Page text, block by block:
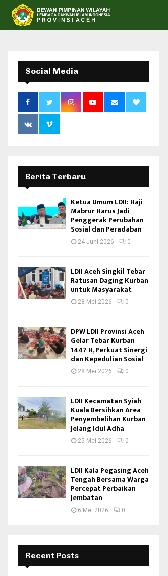
Social Media
Berita Terbaru
Ketua Umum LDII: Haji
Mabrur Harus Jadi
Penggerak Perubahan
Sosial dan Peradaban
24 Juni 2026 0
LDII Aceh Singkil Tebar
Ratusan Daging Kurban
untuk Masyarakat
28 Mei 2026 0
DPW LDII Provinsi Aceh
Gelar Tebar Kurban
1447 H, Perkuat Sinergi
dan Kepedulian Sosial
28 Mei 2026 0
LDII Kecamatan Syiah
Kuala Bersihkan Area
Penyembelihan Kurban
Jelang Idul Adha
25 Mei 2026 0
LDII Kala Pegasing Aceh
Tengah Bersama Warga
Percepat Perbaikan
Jembatan
6 Mei 2026 0
Recent Posts